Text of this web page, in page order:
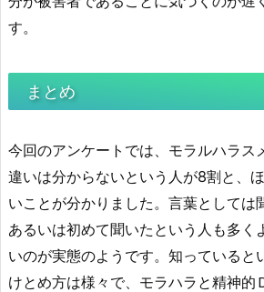
す。
まとめ
今回のアンケートでは、モラルハラス
違いは分からないという人が8割と、
いことが分かりました。言葉としては
あるいは初めて聞いたという人も多く
いのが実態のようです。知っていると
けとめ方は様々で、モラハラと精神的